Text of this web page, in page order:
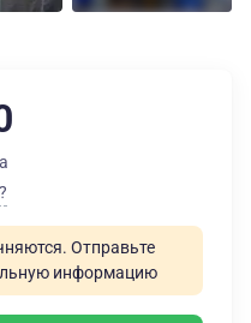
Отправьте
информацию